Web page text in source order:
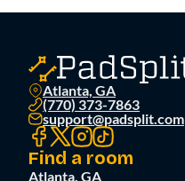
Atlanta, GA
(770) 373-7863
support@padsplit.com
Find a room
Atlanta, GA